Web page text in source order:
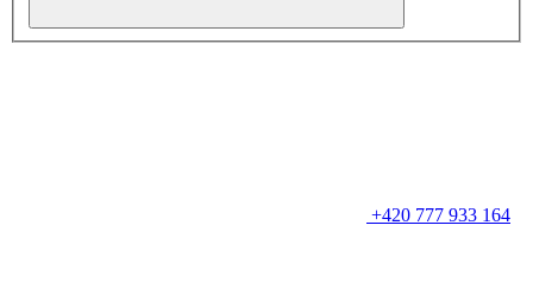
+420 777 933 164